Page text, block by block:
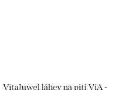
VitaJuwel láhev na pití ViA -